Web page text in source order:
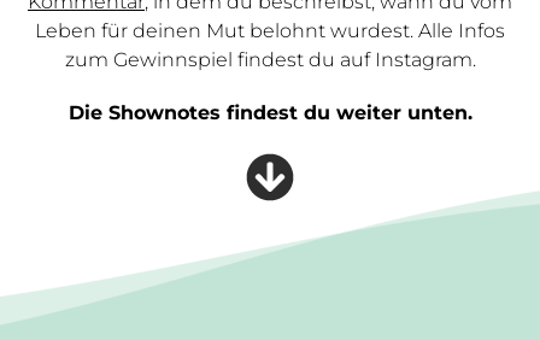
Leben für deinen Mut belohnt wurdest. Alle Infos
zum Gewinnspiel findest du auf Instagram.
Die Shownotes findest du weiter unten.